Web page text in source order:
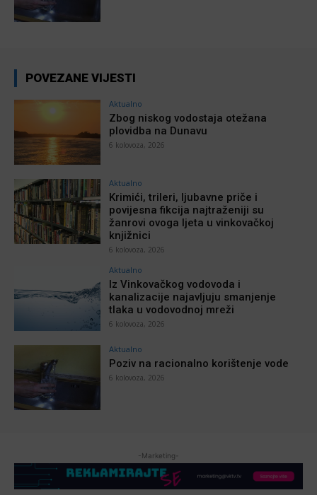
POVEZANE VIJESTI
Aktualno
Zbog niskog vodostaja otežana
plovidba na Dunavu
6 kolovoza, 2026
Aktualno
Krimići, trileri, ljubavne priče i
povijesna fikcija najtraženiji su
žanrovi ovoga ljeta u vinkovačkoj
knjižnici
6 kolovoza, 2026
Aktualno
Iz Vinkovačkog vodovoda i
kanalizacije najavljuju smanjenje
tlaka u vodovodnoj mreži
6 kolovoza, 2026
Aktualno
Poziv na racionalno korištenje vode
6 kolovoza, 2026
-Marketing-